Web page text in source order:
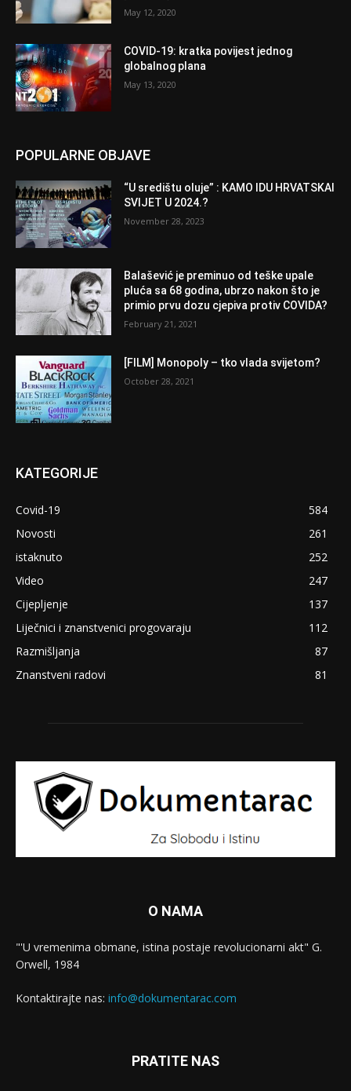
May 12, 2020
COVID-19: kratka povijest jednog
globalnog plana
May 13, 2020
POPULARNE OBJAVE
“U središtu oluje” : KAMO IDU HRVATSKAI
SVIJET U 2024.?
November 28, 2023
Balašević je preminuo od teške upale
pluća sa 68 godina, ubrzo nakon što je
primio prvu dozu cjepiva protiv COVIDA?
February 21, 2021
[FILM] Monopoly – tko vlada svijetom?
October 28, 2021
KATEGORIJE
Covid-19
584
Novosti
261
istaknuto
252
Video
247
Cijepljenje
137
Liječnici i znanstvenici progovaraju
112
Razmišljanja
87
Znanstveni radovi
81
O NAMA
"'U vremenima obmane, istina postaje revolucionarni akt" G.
Orwell, 1984
Kontaktirajte nas: info@dokumentarac.com
PRATITE NAS